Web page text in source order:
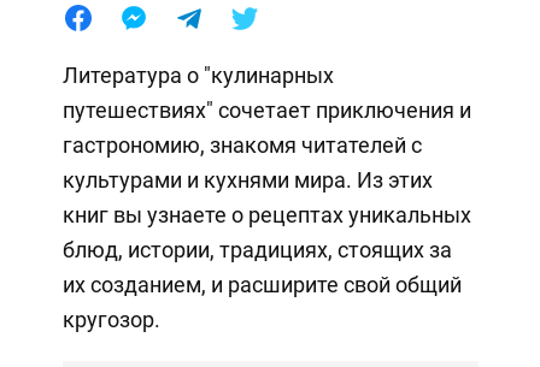
Литература о "кулинарных
путешествиях" сочетает приключения и
гастрономию, знакомя читателей с
культурами и кухнями мира. Из этих
книг вы узнаете о рецептах уникальных
блюд, истории, традициях, стоящих за
их созданием, и расширите свой общий
кругозор.